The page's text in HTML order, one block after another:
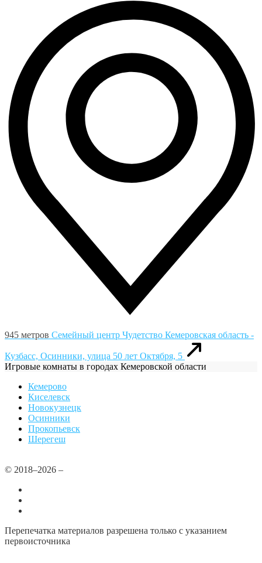
945 метров Семейный центр Чудетство Кемеровская область -
Кузбасс, Осинники, улица 50 лет Октября, 5
Игровые комнаты в городах Кемеровской области
Кемерово
Киселевск
Новокузнецк
Осинники
Прокопьевск
Шерегеш
© 2018–2026 –
Перепечатка материалов разрешена только с указанием
первоисточника